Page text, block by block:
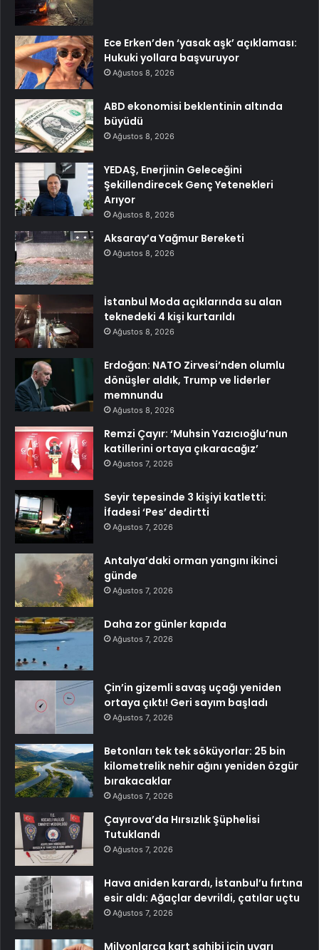
Ece Erken’den ‘yasak aşk’ açıklaması:
Hukuki yollara başvuruyor
Ağustos 8, 2026
ABD ekonomisi beklentinin altında
büyüdü
Ağustos 8, 2026
YEDAŞ, Enerjinin Geleceğini
Şekillendirecek Genç Yetenekleri
Arıyor
Ağustos 8, 2026
Aksaray’a Yağmur Bereketi
Ağustos 8, 2026
İstanbul Moda açıklarında su alan
teknedeki 4 kişi kurtarıldı
Ağustos 8, 2026
Erdoğan: NATO Zirvesi’nden olumlu
dönüşler aldık, Trump ve liderler
memnundu
Ağustos 8, 2026
Remzi Çayır: ‘Muhsin Yazıcıoğlu’nun
katillerini ortaya çıkaracağız’
Ağustos 7, 2026
Seyir tepesinde 3 kişiyi katletti:
İfadesi ‘Pes’ dedirtti
Ağustos 7, 2026
Antalya’daki orman yangını ikinci
günde
Ağustos 7, 2026
Daha zor günler kapıda
Ağustos 7, 2026
Çin’in gizemli savaş uçağı yeniden
ortaya çıktı! Geri sayım başladı
Ağustos 7, 2026
Betonları tek tek söküyorlar: 25 bin
kilometrelik nehir ağını yeniden özgür
bırakacaklar
Ağustos 7, 2026
Çayırova’da Hırsızlık Şüphelisi
Tutuklandı
Ağustos 7, 2026
Hava aniden karardı, İstanbul’u fırtına
esir aldı: Ağaçlar devrildi, çatılar uçtu
Ağustos 7, 2026
Milyonlarca kart sahibi için uyarı